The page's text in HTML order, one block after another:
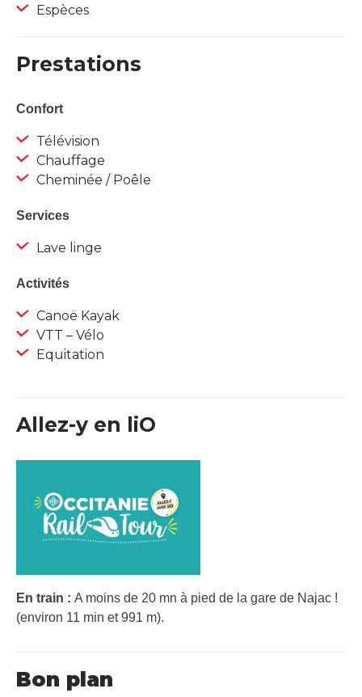
Espèces
Prestations
Confort
Télévision
Chauffage
Cheminée / Poêle
Services
Lave linge
Activités
Canoë Kayak
VTT – Vélo
Equitation
Allez-y en liO
En train : A moins de 20 mn à pied de la gare de Najac !
(environ 11 min et 991 m).
Bon plan